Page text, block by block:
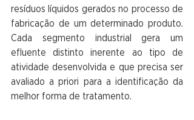
resíduos líquidos gerados no processo de
fabricação de um determinado produto.
Cada segmento industrial gera um
efluente distinto inerente ao tipo de
atividade desenvolvida e que precisa ser
avaliado a priori para a identificação da
melhor forma de tratamento.